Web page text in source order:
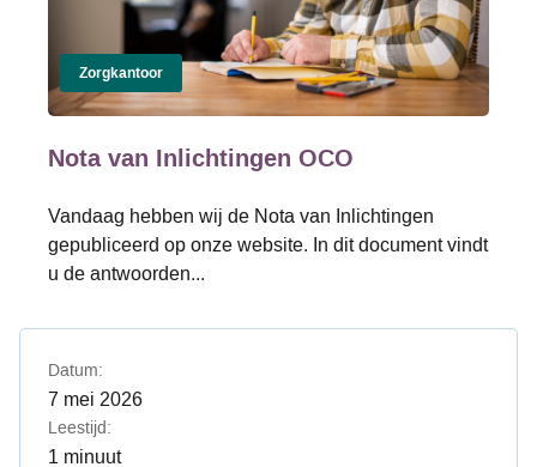
Zorgkantoor
Nota van Inlichtingen OCO
Vandaag hebben wij de Nota van Inlichtingen
gepubliceerd op onze website. In dit document vindt
u de antwoorden...
Datum:
7 mei 2026
Leestijd:
1 minuut